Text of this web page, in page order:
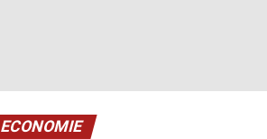
ECONOMIE